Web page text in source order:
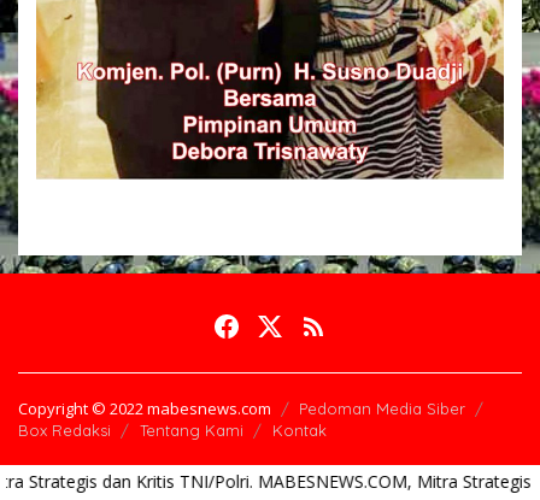
Copyright © 2022 mabesnews.com
Pedoman Media Siber
Box Redaksi
Tentang Kami Kontak
Kritis TNI/Polri. MABESNEWS.COM, Mitra Strategis dan Kritis